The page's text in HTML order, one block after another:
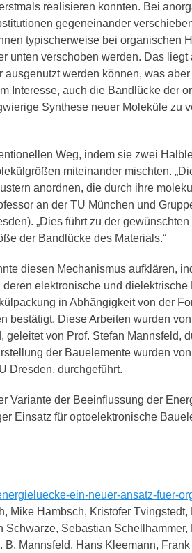
realisieren konnten. Bei
gegeneinander
typischerweise bei organischen
unten verschoben werden. Das
werden können, was
Interesse, auch die Bandlücke der
Synthese neuer Moleküle zu
Weg, indem sie zwei
miteinander mischten.
anordnen, die durch ihre
an der TU München und
„Dies führt zu der
der Bandlücke des Materials.“
diesen Mechanismus aufklären,
elektronische und
in Abhängigkeit von der
bestätigt. Diese Arbeiten wurden
geleitet von Prof. Stefan Mannsfeld,
der Bauelemente wurden
Dresden, durchgeführt.
Variante der Beeinflussung der
Einsatz für optoelektronische
ein-neuer-ansatz-fuer-
Mike Hambsch, Kristofer
Schwarze, Sebastian Schellhammer,
B. Mannsfeld, Hans Kleemann,